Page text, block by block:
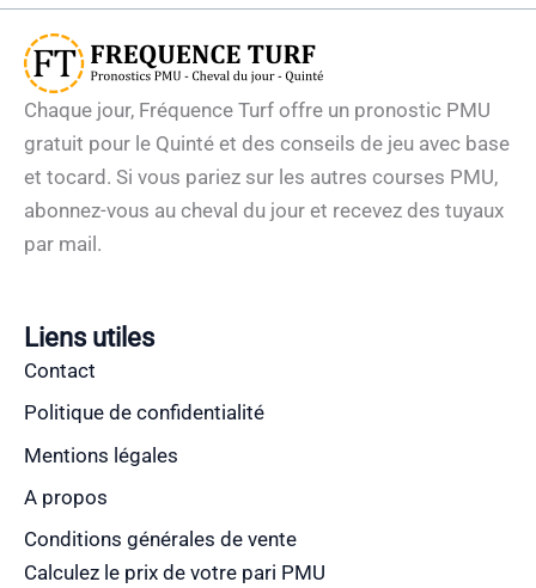
Chaque jour, Fréquence Turf offre un pronostic PMU
gratuit pour le Quinté et des conseils de jeu avec base
et tocard. Si vous pariez sur les autres courses PMU,
abonnez-vous au cheval du jour et recevez des tuyaux
par mail.
Liens utiles
Contact
Politique de confidentialité
Mentions légales
A propos
Conditions générales de vente
Calculez le prix de votre pari PMU